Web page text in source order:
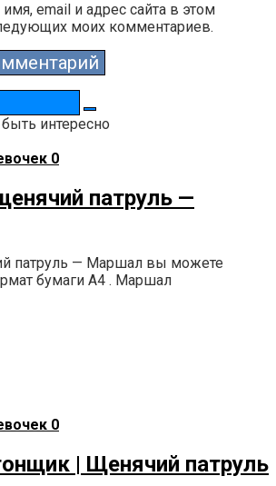
email и адрес сайта в этом
моих комментариев.
интересно
0
патруль —
патруль — Маршал вы можете
бумаги А4 . Маршал
0
| Щенячий патруль